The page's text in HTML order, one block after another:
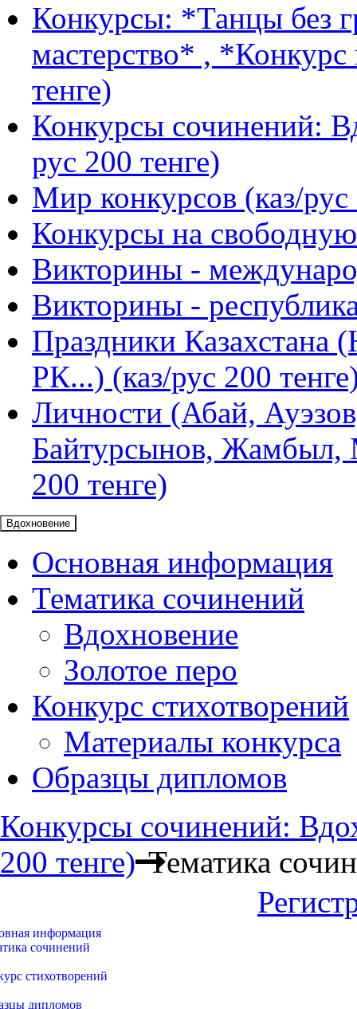
Конкурсы: *Танцы без
мастерство* , *Конкурс
тенге)
Конкурсы сочинений:
рус 200 тенге)
Мир конкурсов (каз/рус
Конкурсы на
Викторины -
Викторины -
Праздники Казахстана
РК...) (каз/рус 200
Личности (Абай,
Байтурсынов, Жамбыл,
200 тенге)
Вдохновение
Основная информация
Тематика сочинений
Вдохновение
Золотое перо
Конкурс стихотворений
Материалы конкурса
Образцы дипломов
Конкурсы сочинений:
200 тенге) Тематика
информация
сочинений
стихотворений
дипломов